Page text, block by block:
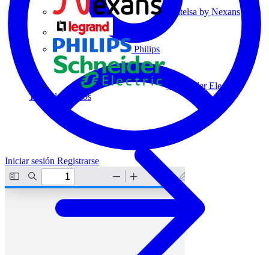
Centelsa by Nexans
Philips
Schneider Electric
Todos los socios
Iniciar sesión Registrarse